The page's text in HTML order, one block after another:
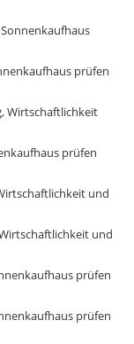
prüfen
Wirtschaftlichkeit
prüfen
und
und
prüfen
prüfen